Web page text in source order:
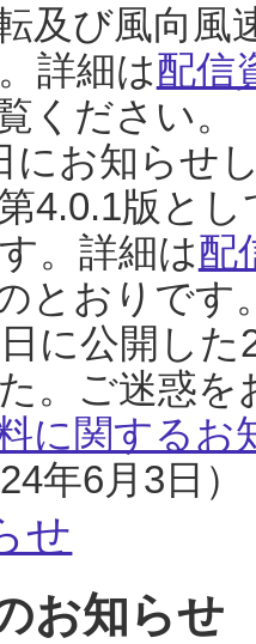
及び風向風
詳細は配信
ください。
にお知らせ
4.0.1版と
。詳細は配
とおりです
に公開し
。ご迷惑
に関するお
年6月3日）
せ
お知らせ